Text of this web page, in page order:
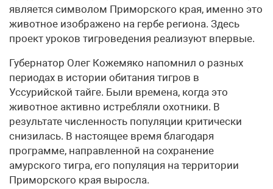
является символом Приморского края, именно это
животное изображено на гербе региона. Здесь
проект уроков тигроведения реализуют впервые.
Губернатор Олег Кожемяко напомнил о разных
периодах в истории обитания тигров в
Уссурийской тайге. Были времена, когда это
животное активно истребляли охотники. В
результате численность популяции критически
снизилась. В настоящее время благодаря
программе, направленной на сохранение
амурского тигра, его популяция на территории
Приморского края выросла.